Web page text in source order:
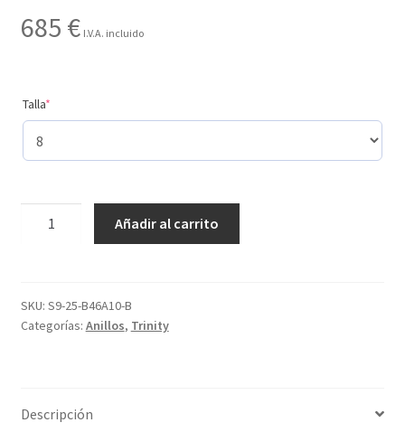
685 € I.V.A. incluido
Talla*(required)
y
con
ref-
Añadir al carrito
SKU: S9-25-B46A10-B
Categorías: Anillos, Trinity
Descripción